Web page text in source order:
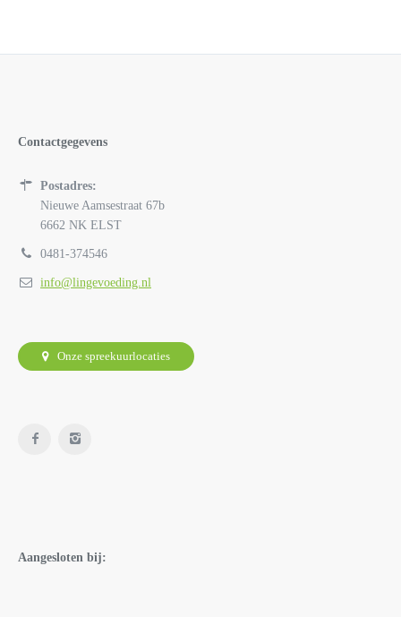
Contactgegevens
Postadres:
Nieuwe Aamsestraat 67b
6662 NK ELST
0481-374546
info@lingevoeding.nl
Onze spreekuurlocaties
Aangesloten bij: